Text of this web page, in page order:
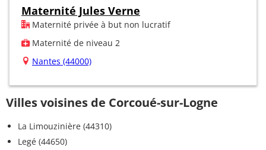
Maternité Jules Verne
Maternité privée à but non lucratif
Maternité de niveau 2
Nantes (44000)
Villes voisines de Corcoué-sur-Logne
La Limouzinière (44310)
Legé (44650)